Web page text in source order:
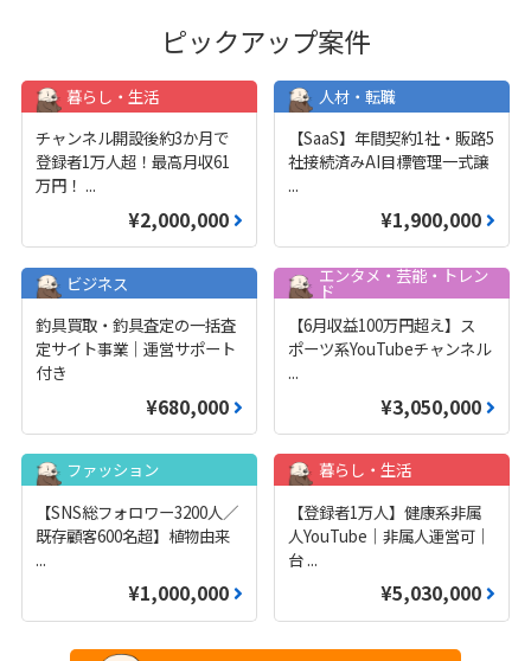
ピックアップ案件
暮らし・生活
チャンネル開設後約3か月で
登録者1万人超！最高月収61
万円！ ...
¥2,000,000
人材・転職
【SaaS】年間契約1社・販路5
社接続済みAI目標管理一式譲
...
¥1,900,000
ビジネス
釣具買取・釣具査定の一括査
定サイト事業｜運営サポート
付き
¥680,000
エンタメ・芸能・トレン
ド
【6月収益100万円超え】ス
ポーツ系YouTubeチャンネル
...
¥3,050,000
ファッション
【SNS総フォロワー3200人／
既存顧客600名超】植物由来
...
¥1,000,000
暮らし・生活
【登録者1万人】健康系非属
人YouTube｜非属人運営可｜
台 ...
¥5,030,000